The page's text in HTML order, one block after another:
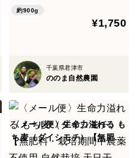
約900g
¥1,750
千葉県君津市
ののま自然農園
〈メール便〉生命力溢れる も
ち麦（ダイシモチ）【無肥